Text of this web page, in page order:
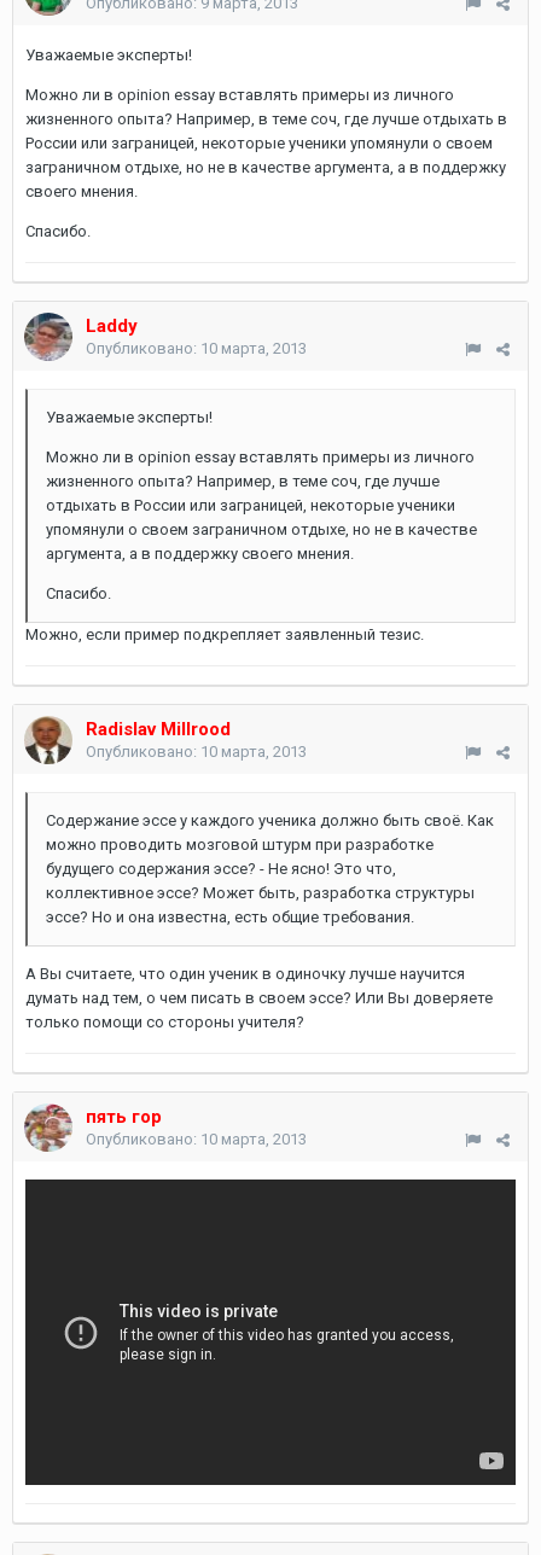
Уважаемые эксперты!
Можно ли в opinion essay вставлять примеры из личного
жизненного опыта? Например, в теме соч, где лучше отдыхать в
России или заграницей, некоторые ученики упомянули о своем
заграничном отдыхе, но не в качестве аргумента, а в поддержку
своего мнения.
Спасибо.
Laddy
Опубликовано: 10 марта, 2013
Уважаемые эксперты!
Можно ли в opinion essay вставлять примеры из личного
жизненного опыта? Например, в теме соч, где лучше
отдыхать в России или заграницей, некоторые ученики
упомянули о своем заграничном отдыхе, но не в качестве
аргумента, а в поддержку своего мнения.
Спасибо.
Можно, если пример подкрепляет заявленный тезис.
Radislav Millrood
Опубликовано: 10 марта, 2013
Содержание эссе у каждого ученика должно быть своё. Как
можно проводить мозговой штурм при разработке
будущего содержания эссе? - Не ясно! Это что,
коллективное эссе? Может быть, разработка структуры
эссе? Но и она известна, есть общие требования.
А Вы считаете, что один ученик в одиночку лучше научится
думать над тем, о чем писать в своем эссе? Или Вы доверяете
только помощи со стороны учителя?
пять гор
Опубликовано: 10 марта, 2013